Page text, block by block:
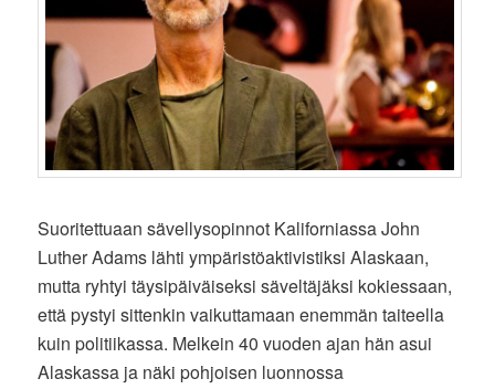
Suoritettuaan sävellysopinnot Kaliforniassa John
Luther Adams lähti ympäristöaktivistiksi Alaskaan,
mutta ryhtyi täysipäiväiseksi säveltäjäksi kokiessaan,
että pystyi sittenkin vaikuttamaan enemmän taiteella
kuin politiikassa. Melkein 40 vuoden ajan hän asui
Alaskassa ja näki pohjoisen luonnossa